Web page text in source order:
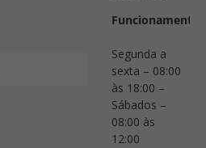
Funcionamento:
Segunda a
sexta – 08:00
às 18:00 –
Sábados –
08:00 às
12:00